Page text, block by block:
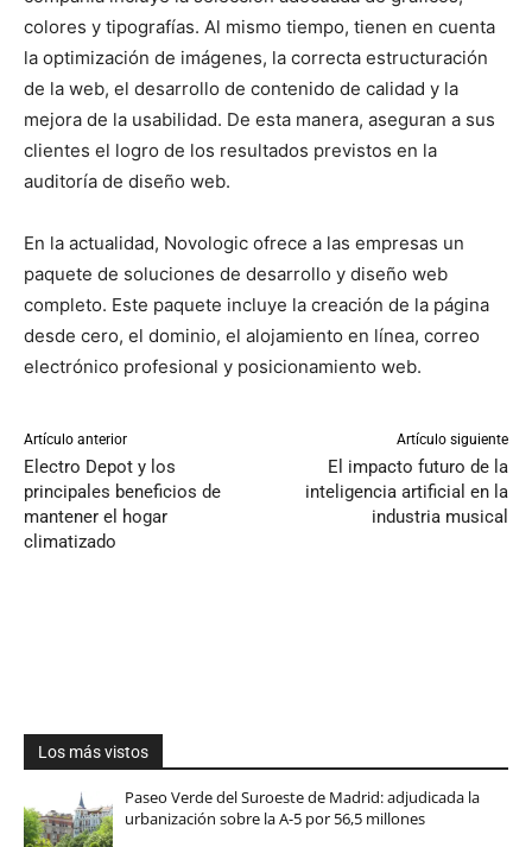
colores y tipografías. Al mismo tiempo, tienen en cuenta
la optimización de imágenes, la correcta estructuración
de la web, el desarrollo de contenido de calidad y la
mejora de la usabilidad. De esta manera, aseguran a sus
clientes el logro de los resultados previstos en la
auditoría de diseño web.
En la actualidad, Novologic ofrece a las empresas un
paquete de soluciones de desarrollo y diseño web
completo. Este paquete incluye la creación de la página
desde cero, el dominio, el alojamiento en línea, correo
electrónico profesional y posicionamiento web.
Artículo anterior
Electro Depot y los
principales beneficios de
mantener el hogar
climatizado
Artículo siguiente
El impacto futuro de la
inteligencia artificial en la
industria musical
Los más vistos
Paseo Verde del Suroeste de Madrid: adjudicada la
urbanización sobre la A-5 por 56,5 millones